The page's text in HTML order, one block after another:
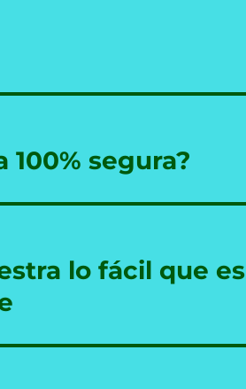
segura?
lo fácil que es